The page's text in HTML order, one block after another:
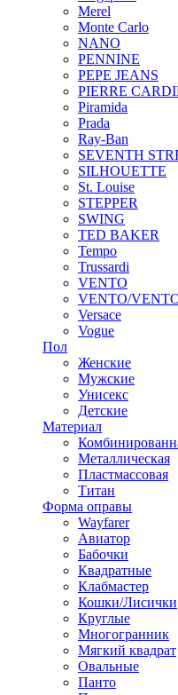
Merel
Monte Carlo
NANO
PENNINE
PEPE JEANS
PIERRE
Piramida
Prada
Ray-Ban
SEVENTH
SILHOUETTE
St. Louise
STEPPER
SWING
TED BAKER
Tempo
Trussardi
VENTO
VENTO/
Versace
Vogue
Пол
Женские
Мужские
Унисекс
Детские
Материал
Металлическая
Пластмассовая
Титан
Форма оправы
Wayfarer
Авиатор
Бабочки
Квадратные
Клабмастер
Кошки/Лисички
Круглые
Многогранник
Мягкий квадрат
Овальные
Панто